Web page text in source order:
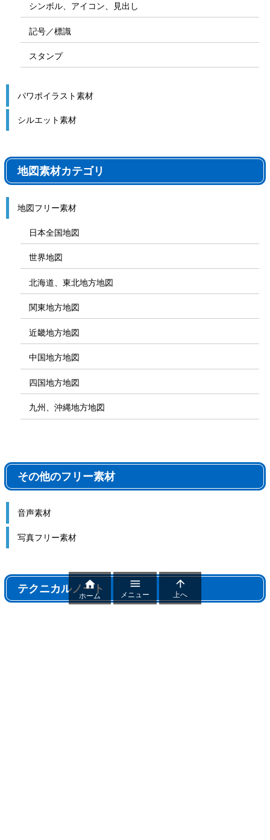
シンボル、アイコン、見出し
記号／標識
スタンプ
パワポイラスト素材
シルエット素材
地図素材カテゴリ
地図フリー素材
日本全国地図
世界地図
北海道、東北地方地図
関東地方地図
近畿地方地図
中国地方地図
四国地方地図
九州、沖縄地方地図
その他のフリー素材
音声素材
写真フリー素材
テクニカルノート

ホーム

メニュー

上へ